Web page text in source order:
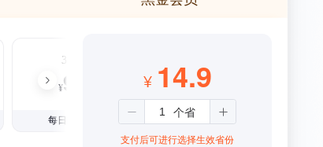
3个月
¥99
每日仅1.08元
¥ 14.9
支付后可进行选择生效省份